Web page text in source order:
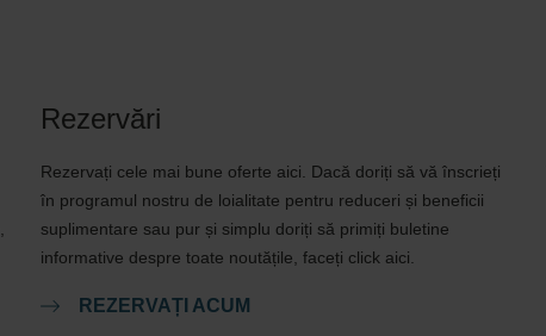
Rezervări
Rezervați cele mai bune oferte aici. Dacă doriți să vă înscrieți
în programul nostru de loialitate pentru reduceri și beneficii
suplimentare sau pur și simplu doriți să primiți buletine
informative despre toate noutățile, faceți click aici.
REZERVAȚI ACUM